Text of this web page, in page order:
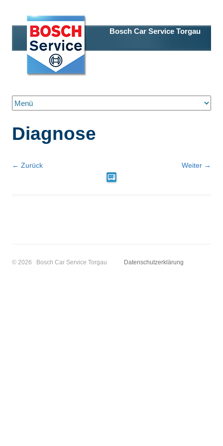
Bosch Car Service Torgau
Diagnose
← Zurück Weiter →
© 2026 Bosch Car Service Torgau Datenschutzerklärung